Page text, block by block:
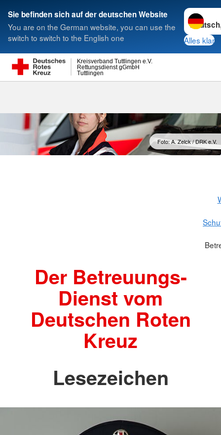
Sie befinden sich auf der deutschen Website
You are on the German website, you can use the
switch to switch to the English one
Sprache
Alles klar
Tuttlingen
Rettungsdienst gGmbH
Kreisverband Tuttlingen e.V.
Suche
Foto: A. Zelck / DRK e.V.
Der Betreuungs-
Dienst vom
Deutschen Roten
Kreuz
Lesezeichen